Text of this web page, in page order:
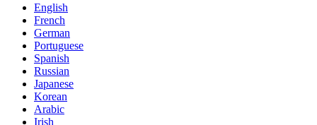
English
French
German
Portuguese
Spanish
Russian
Japanese
Korean
Arabic
Irish